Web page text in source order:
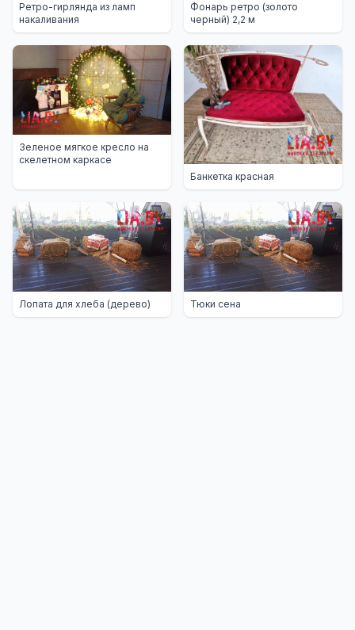
Ретро-гирлянда из ламп
накаливания
Фонарь ретро (золото
черный) 2,2 м
Зеленое мягкое кресло на
скелетном каркасе
Банкетка красная
Лопата для хлеба (дерево) Тюки сена